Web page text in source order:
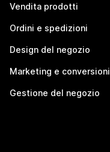
Vendita prodotti
Ordini e spedizioni
Design del negozio
Marketing e conversioni
Gestione del negozio